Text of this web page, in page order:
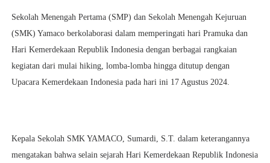
Sekolah Menengah Pertama (SMP) dan Sekolah Menengah Kejuruan
(SMK) Yamaco berkolaborasi dalam memperingati hari Pramuka dan
Hari Kemerdekaan Republik Indonesia dengan berbagai rangkaian
kegiatan dari mulai hiking, lomba-lomba hingga ditutup dengan
Upacara Kemerdekaan Indonesia pada hari ini 17 Agustus 2024.
Kepala Sekolah SMK YAMACO, Sumardi, S.T. dalam keterangannya
mengatakan bahwa selain sejarah Hari Kemerdekaan Republik Indonesia